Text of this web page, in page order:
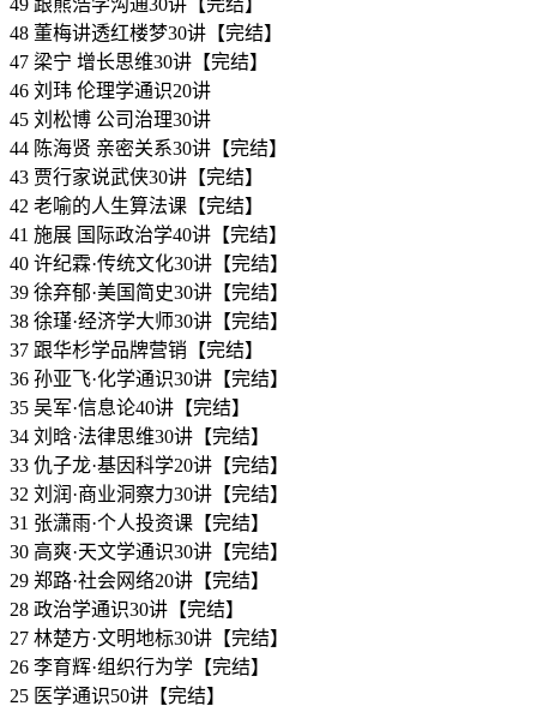
48 董梅讲透红楼梦30讲【完结】
47 梁宁 增长思维30讲【完结】
46 刘玮 伦理学通识20讲
45 刘松博 公司治理30讲
44 陈海贤 亲密关系30讲【完结】
43 贾行家说武侠30讲【完结】
42 老喻的人生算法课【完结】
41 施展 国际政治学40讲【完结】
40 许纪霖·传统文化30讲【完结】
39 徐弃郁·美国简史30讲【完结】
38 徐瑾·经济学大师30讲【完结】
37 跟华杉学品牌营销【完结】
36 孙亚飞·化学通识30讲【完结】
35 吴军·信息论40讲【完结】
34 刘晗·法律思维30讲【完结】
33 仇子龙·基因科学20讲【完结】
32 刘润·商业洞察力30讲【完结】
31 张潇雨·个人投资课【完结】
30 高爽·天文学通识30讲【完结】
29 郑路·社会网络20讲【完结】
28 政治学通识30讲【完结】
27 林楚方·文明地标30讲【完结】
26 李育辉·组织行为学【完结】
25 医学通识50讲【完结】